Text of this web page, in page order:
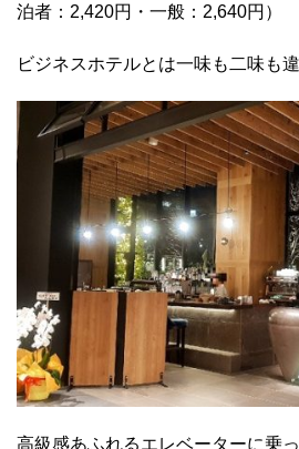
泊者：2,420円・一般：2,640円）
ビジネスホテルとは一味も二味も
高級感あふれるエレベーターに乗っ